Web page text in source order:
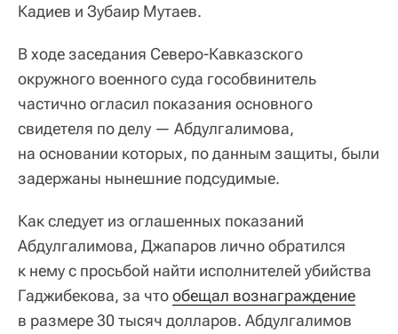
Кадиев и Зубаир Мутаев.
В ходе заседания Северо-Кавказского
окружного военного суда гособвинитель
частично огласил показания основного
свидетеля по делу — Абдулгалимова,
на основании которых, по данным защиты, были
задержаны нынешние подсудимые.
Как следует из оглашенных показаний
Абдулгалимова, Джапаров лично обратился
к нему с просьбой найти исполнителей убийства
Гаджибекова, за чтообещал вознаграждение
в размере 30 тысяч долларов. Абдулгалимов